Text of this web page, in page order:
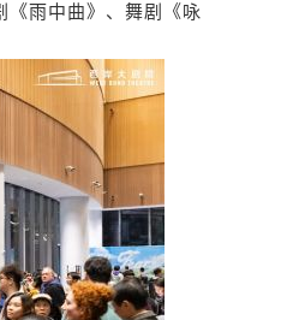
《雨中曲》、舞剧《咏